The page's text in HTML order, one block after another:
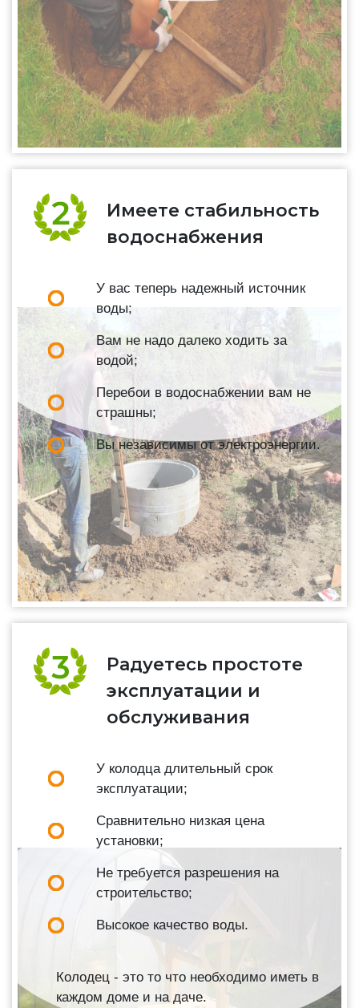
Имеете стабильность
водоснабжения
У вас теперь надежный источник
воды;
Вам не надо далеко ходить за
водой;
Перебои в водоснабжении вам не
страшны;
Вы независимы от электроэнергии.
Радуетесь простоте
эксплуатации и
обслуживания
У колодца длительный срок
эксплуатации;
Сравнительно низкая цена
установки;
Не требуется разрешения на
строительство;
Высокое качество воды.
Колодец - это то что необходимо иметь в
каждом доме и на даче.